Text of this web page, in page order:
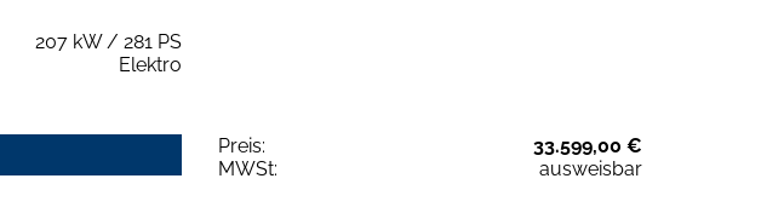
207 kW / 281 PS
Elektro
Preis:
33.599,00 €
MWSt:
ausweisbar